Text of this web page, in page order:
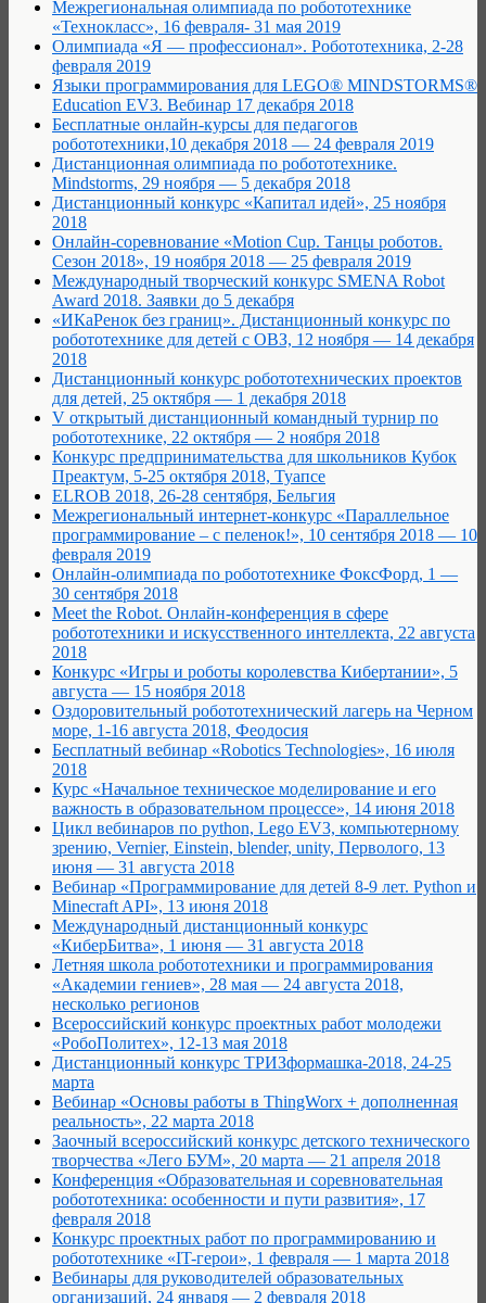
Межрегиональная олимпиада по робототехнике
«Технокласс», 16 февраля- 31 мая 2019
Олимпиада «Я — профессионал». Робототехника, 2-28
февраля 2019
Языки программирования для LEGO® MINDSTORMS®
Education EV3. Вебинар 17 декабря 2018
Бесплатные онлайн-курсы для педагогов
робототехники,10 декабря 2018 — 24 февраля 2019
Дистанционная олимпиада по робототехнике.
Mindstorms, 29 ноября — 5 декабря 2018
Дистанционный конкурс «Капитал идей», 25 ноября
2018
Онлайн-соревнование «Motion Cup. Танцы роботов.
Сезон 2018», 19 ноября 2018 — 25 февраля 2019
Международный творческий конкурс SMENA Robot
Award 2018. Заявки до 5 декабря
«ИКаРенок без границ». Дистанционный конкурс по
робототехнике для детей с ОВЗ, 12 ноября — 14 декабря
2018
Дистанционный конкурс робототехнических проектов
для детей, 25 октября — 1 декабря 2018
V открытый дистанционный командный турнир по
робототехнике, 22 октября — 2 ноября 2018
Конкурс предпринимательства для школьников Кубок
Преактум, 5-25 октября 2018, Туапсе
ELROB 2018, 26-28 сентября, Бельгия
Межрегиональный интернет-конкурс «Параллельное
программирование – с пеленок!», 10 сентября 2018 — 10
февраля 2019
Онлайн-олимпиада по робототехнике ФоксФорд, 1 —
30 сентября 2018
Meet the Robot. Онлайн-конференция в сфере
робототехники и искусственного интеллекта, 22 августа
2018
Конкурс «Игры и роботы королевства Кибертании», 5
августа — 15 ноября 2018
Оздоровительный робототехнический лагерь на Черном
море, 1-16 августа 2018, Феодосия
Бесплатный вебинар «Robotics Technologies», 16 июля
2018
Курс «Начальное техническое моделирование и его
важность в образовательном процессе», 14 июня 2018
Цикл вебинаров по python, Lego EV3, компьютерному
зрению, Vernier, Einstein, blender, unity, Перволого, 13
июня — 31 августа 2018
Вебинар «Программирование для детей 8-9 лет. Python и
Minecraft API», 13 июня 2018
Международный дистанционный конкурс
«КиберБитва», 1 июня — 31 августа 2018
Летняя школа робототехники и программирования
«Академии гениев», 28 мая — 24 августа 2018,
несколько регионов
Всероссийский конкурс проектных работ молодежи
«РобоПолитех», 12-13 мая 2018
Дистанционный конкурс ТРИЗформашка-2018, 24-25
марта
Вебинар «Основы работы в ThingWorx + дополненная
реальность», 22 марта 2018
Заочный всероссийский конкурс детского технического
творчества «Лего БУМ», 20 марта — 21 апреля 2018
Конференция «Образовательная и соревновательная
робототехника: особенности и пути развития», 17
февраля 2018
Конкурс проектных работ по программированию и
робототехнике «IT-герои», 1 февраля — 1 марта 2018
Вебинары для руководителей образовательных
организаций, 24 января — 2 февраля 2018